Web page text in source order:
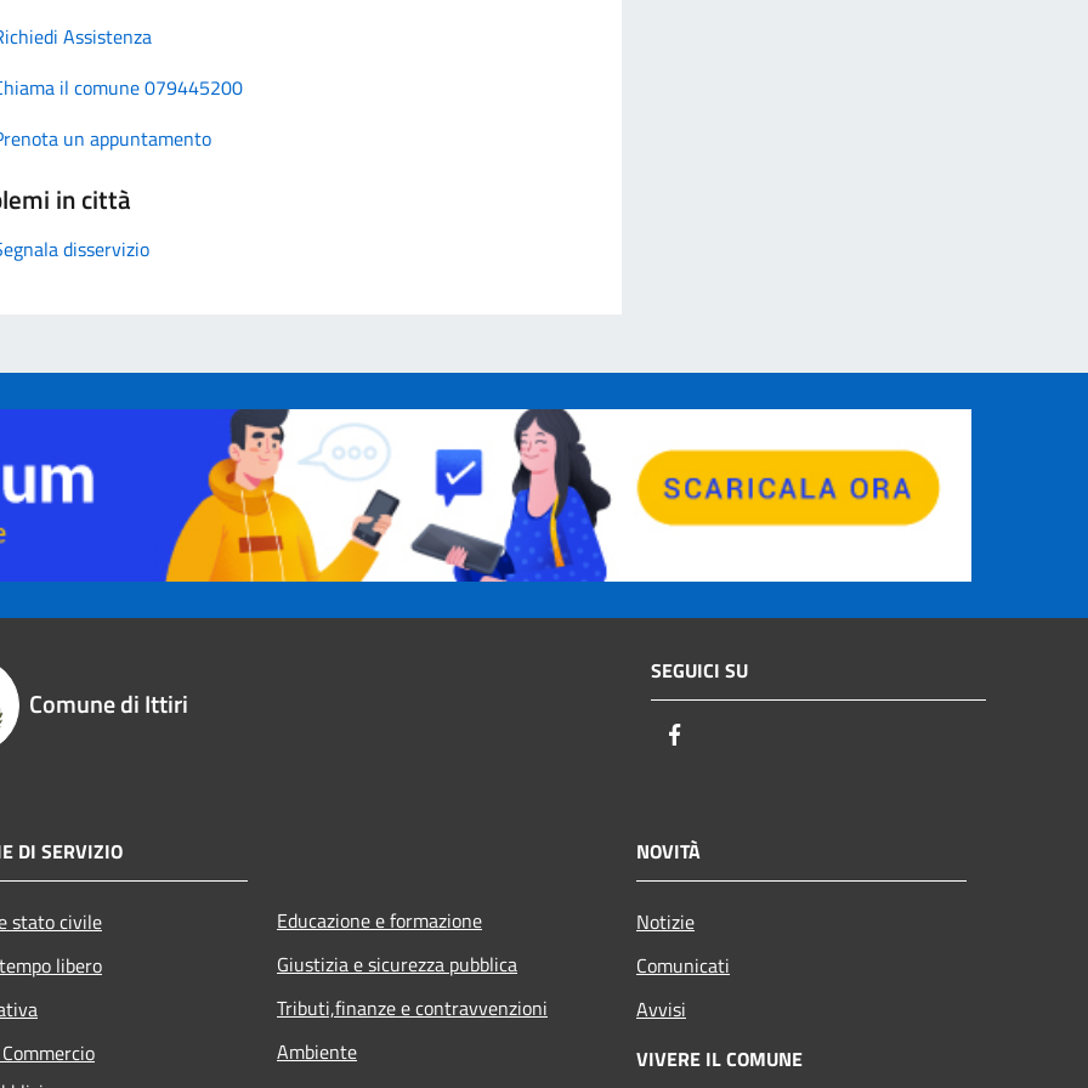
Assistenza
il comune 079445200
un appuntamento
in città
disservizio
Comune di Ittiri
SEGUICI SU
DI SERVIZIO
stato civile
libero
Educazione e formazione
Giustizia e sicurezza pubblica
Tributi,finanze e contravvenzioni
Ambiente
NOVITÀ
Notizie
Comunicati
Avvisi
VIVERE IL COMUNE